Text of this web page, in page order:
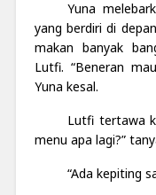
Yuna
yang berdiri di
makan banyak
Lutfi. “Beneran
Yuna kesal.
Lutfi tertawa
menu apa lagi?”
“Ada kepiting